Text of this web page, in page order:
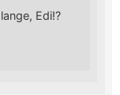
Edi!?